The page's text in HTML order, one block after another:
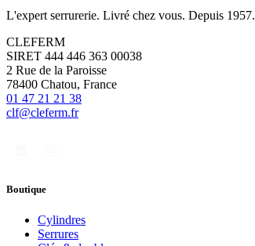
L'expert serrurerie. Livré chez vous. Depuis 1957.
CLEFERM
SIRET 444 446 363 00038
2 Rue de la Paroisse
78400 Chatou, France
01 47 21 21 38
clf@cleferm.fr
Boutique
Cylindres
Serrures